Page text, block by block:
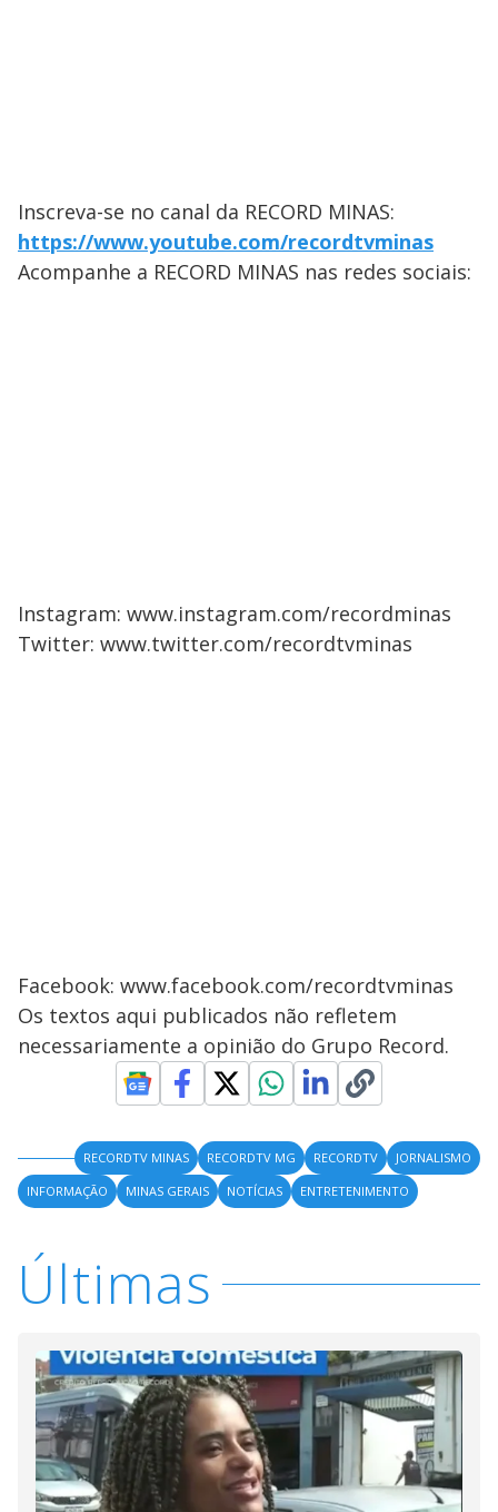
Inscreva-se no canal da RECORD MINAS:
https://www.youtube.com/recordtvminas
Acompanhe a RECORD MINAS nas redes sociais:
Instagram: www.instagram.com/recordminas
Twitter: www.twitter.com/recordtvminas
Facebook: www.facebook.com/recordtvminas
Os textos aqui publicados não refletem
necessariamente a opinião do Grupo Record.
RECORDTV MINAS RECORDTV MG RECORDTV
JORNALISMO
INFORMAÇÃO
MINAS GERAIS NOTÍCIAS ENTRETENIMENTO
Últimas